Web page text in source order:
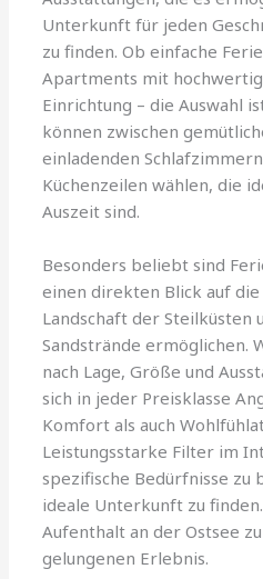
Unterkunft für jeden
zu finden. Ob einfache
Apartments mit
Einrichtung – die Auswahl
können zwischen
einladenden
Küchenzeilen wählen, die
Auszeit sind.
Besonders beliebt sind
einen direkten Blick auf
Landschaft der Steilküsten
Sandstrände ermöglichen.
nach Lage, Größe und
sich in jeder Preisklasse
Komfort als auch
Leistungsstarke Filter im
spezifische Bedürfnisse zu
ideale Unterkunft zu
Aufenthalt an der Ostsee
gelungenen Erlebnis.